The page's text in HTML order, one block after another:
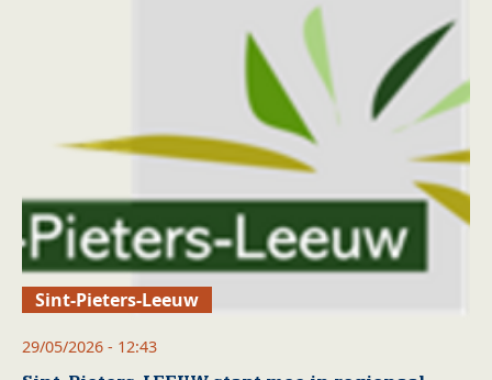
Sint-Pieters-Leeuw
29/05/2026 - 12:43